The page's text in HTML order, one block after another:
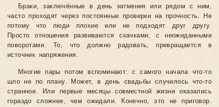
Браки, заключённые в день затмения или рядом с ним,
часто проходят через постоянные проверки на прочность. Не
потому что люди плохие или не подходят друг другу.
Просто отношения развиваются скачками, с неожиданными
поворотами. То, что должно радовать, превращается в
источник напряжения.
Многие пары потом вспоминают: с самого начала что-то
шло не по плану. Может, в день свадьбы случилось что-то
странное. Или первые месяцы совместной жизни оказались
гораздо сложнее, чем ожидали. Конечно, это не приговор.